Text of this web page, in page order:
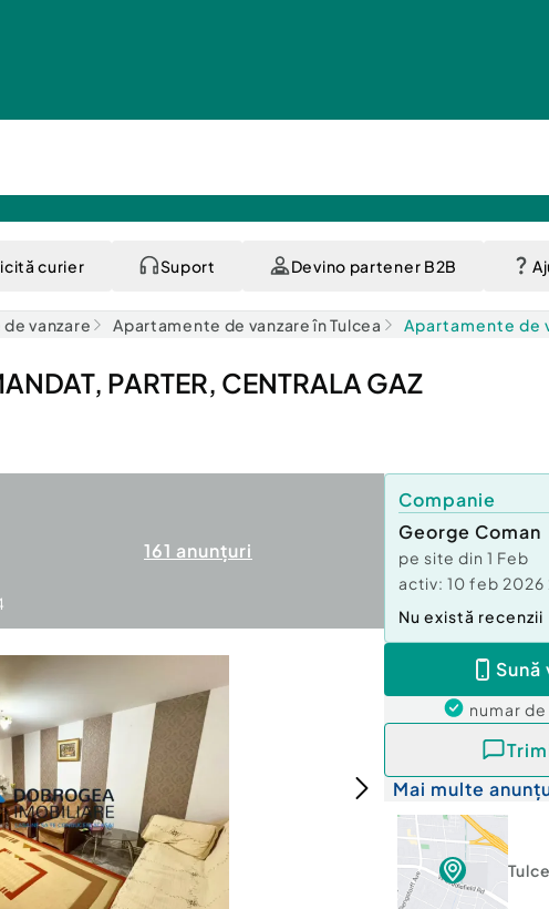
curier Suport Devino partener B2B
vanzare Apartamente de vanzare în Tulcea Apartamente de
PARTER, CENTRALA GAZ
161 anunțuri
Companie
George Coman
pe site din 1 Feb
activ: 10 feb 2026
Nu există recenzii
Sună
numar
Mai multe